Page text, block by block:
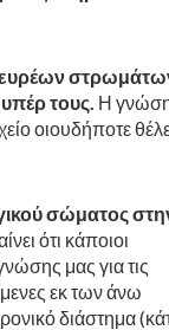
ευρέων
τους. Η
οιουδήποτε
σώματος
ότι κάποιοι
μας για τις
εκ των άνω
διάστημα